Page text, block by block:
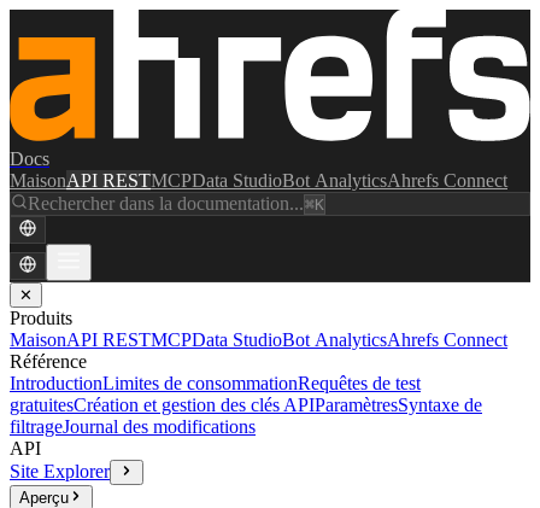
Docs
MaisonAPI RESTMCPData StudioBot AnalyticsAhrefs Connect
Rechercher dans la documentation...⌘K
✕
Produits
MaisonAPI RESTMCPData StudioBot AnalyticsAhrefs Connect
Référence
IntroductionLimites de consommationRequêtes de test
gratuitesCréation et gestion des clés APIParamètresSyntaxe de
filtrageJournal des modifications
API
Site Explorer
Aperçu